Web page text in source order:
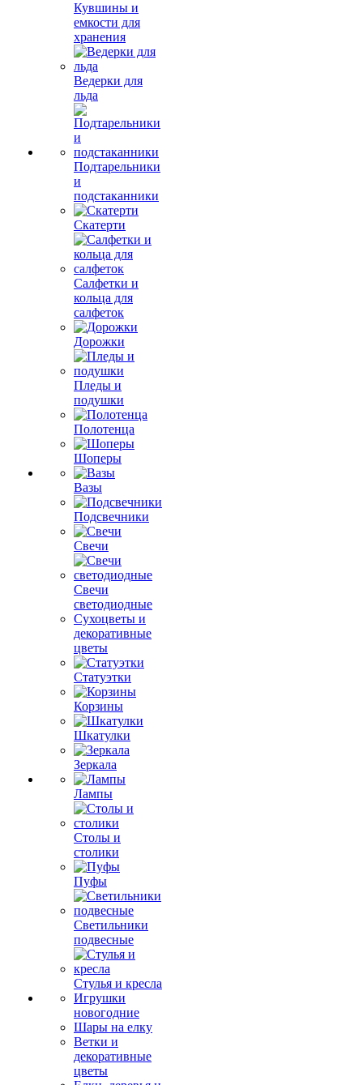
Кувшины и
емкости для
хранения
Ведерки для
льда
Подтарельники
и
подстаканники
Скатерти
Салфетки и
кольца для
салфеток
Дорожки
Пледы и
подушки
Полотенца
Шоперы
Вазы
Подсвечники
Свечи
Свечи
светодиодные
Сухоцветы и
декоративные
цветы
Статуэтки
Корзины
Шкатулки
Зеркала
Лампы
Столы и
столики
Пуфы
Светильники
подвесные
Стулья и кресла
Игрушки
новогодние
Шары на елку
Ветки и
декоративные
цветы